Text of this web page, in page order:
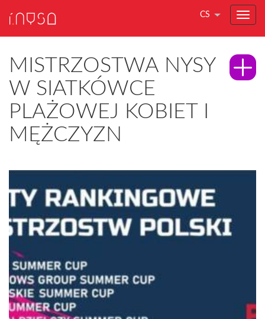
CS
MISTRZOSTWA NYSY
W SIATKÓWCE
PLAŻOWEJ KOBIET I
MĘŻCZYZN